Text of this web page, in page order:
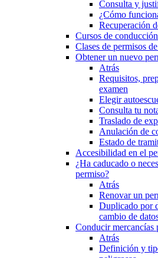
Consulta y
¿Cómo
Recuperación
Cursos de
Clases de permisos
Obtener un nuevo
Atrás
Requisitos,
examen
Elegir
Consulta tu
Traslado de
Anulación de
Estado de
Accesibilidad en el
¿Ha caducado o
permiso?
Atrás
Renovar un
Duplicado por
cambio de
Conducir mercancías
Atrás
Definición y